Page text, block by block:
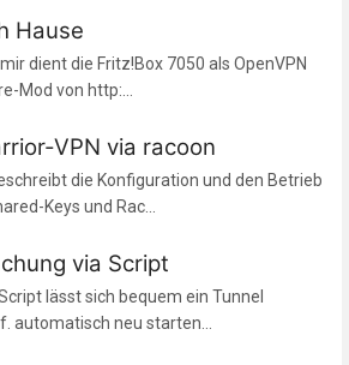
Hause
dient die Fritz!Box 7050 als OpenVPN
Mod von http:...
VPN via racoon
die Konfiguration und den Betrieb
Keys und Rac...
via Script
lässt sich bequem ein Tunnel
automatisch neu starten...